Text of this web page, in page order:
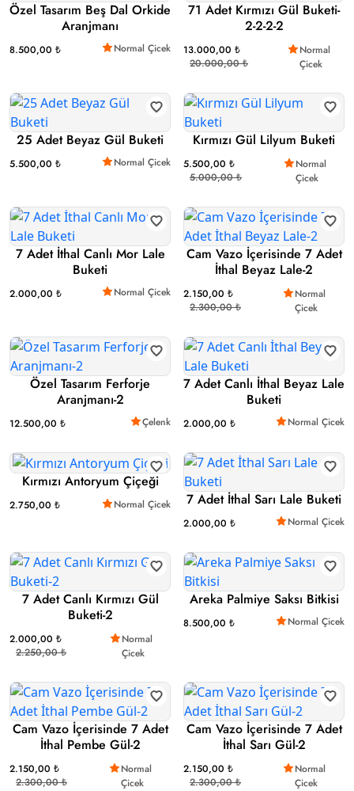
Özel Tasarım Beş Dal Orkide
Aranjmanı
8.500,00 ₺ Normal Çicek
71 Adet Kırmızı Gül Buketi-
2-2-2-2
13.000,00 ₺
20.000,00 ₺
Normal
Çicek
25 Adet Beyaz Gül Buketi
5.500,00 ₺ Normal Çicek
Kırmızı Gül Lilyum Buketi
5.500,00 ₺
5.000,00 ₺
Normal
Çicek
7 Adet İthal Canlı Mor Lale
Buketi
2.000,00 ₺ Normal Çicek
Cam Vazo İçerisinde 7 Adet
İthal Beyaz Lale-2
2.150,00 ₺
2.300,00 ₺
Normal
Çicek
Özel Tasarım Ferforje
Aranjmanı-2
12.500,00 ₺ Çelenk
7 Adet Canlı İthal Beyaz Lale
Buketi
2.000,00 ₺ Normal Çicek
Kırmızı Antoryum Çiçeği
2.750,00 ₺ Normal Çicek 7 Adet İthal Sarı Lale Buketi
2.000,00 ₺ Normal Çicek
7 Adet Canlı Kırmızı Gül
Buketi-2
2.000,00 ₺
2.250,00 ₺
Normal
Çicek
Areka Palmiye Saksı Bitkisi
8.500,00 ₺ Normal Çicek
Cam Vazo İçerisinde 7 Adet
İthal Pembe Gül-2
2.150,00 ₺
2.300,00 ₺
Normal
Çicek
Cam Vazo İçerisinde 7 Adet
İthal Sarı Gül-2
2.150,00 ₺
2.300,00 ₺
Normal
Çicek